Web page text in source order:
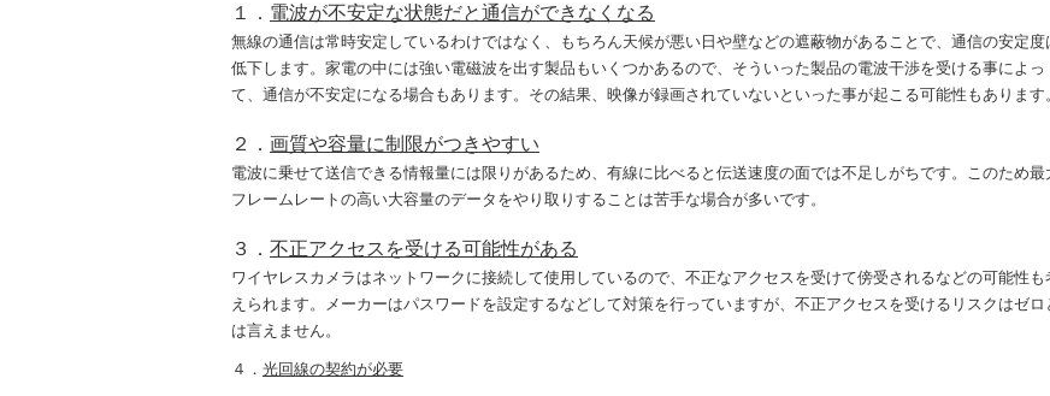
１． 電波が不安定な状態だと通信ができなくなる
無線の通信は常時安定しているわけではなく、もちろん天候が悪い日や壁などの遮蔽物があることで、通信の安定度
低下します。家電の中には強い電磁波を出す製品もいくつかあるので、そういった製品の電波干渉を受ける事によっ
て、通信が不安定になる場合もあります。その結果、映像が録画されていないといった事が起こる可能性もあります
２． 画質や容量に制限がつきやすい
電波に乗せて送信できる情報量には限りがあるため、有線に比べると伝送速度の面では不足しがちです。このため最
フレームレートの高い大容量のデータをやり取りすることは苦手な場合が多いです。
３． 不正アクセスを受ける可能性がある
ワイヤレスカメラはネットワークに接続して使用しているので、不正なアクセスを受けて傍受されるなどの可能性も
えられます。メーカーはパスワードを設定するなどして対策を行っていますが、不正アクセスを受けるリスクはゼロ
は言えません。
４． 光回線の契約が必要